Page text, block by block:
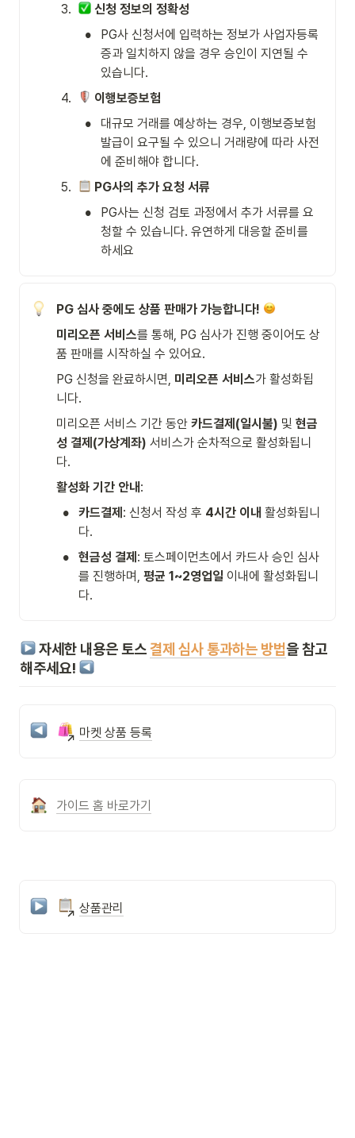
3. 신청 정보의 정확성
•
PG사 신청서에 입력하는 정보가 사업자등록
증과 일치하지 않을 경우 승인이 지연될 수
있습니다.
4. 이행보증보험
•
대규모 거래를 예상하는 경우, 이행보증보험
발급이 요구될 수 있으니 거래량에 따라 사전
에 준비해야 합니다.
5. PG사의 추가 요청 서류
•
PG사는 신청 검토 과정에서 추가 서류를 요
청할 수 있습니다. 유연하게 대응할 준비를
하세요
PG 심사 중에도 상품 판매가 가능합니다!
미리오픈 서비스를 통해, PG 심사가 진행 중이어도 상
품 판매를 시작하실 수 있어요.
PG 신청을 완료하시면, 미리오픈 서비스가 활성화됩
니다.
미리오픈 서비스 기간 동안 카드결제(일시불) 및 현금
성 결제(가상계좌) 서비스가 순차적으로 활성화됩니
다.
활성화 기간 안내:
• 카드결제 : 신청서 작성 후 4시간 이내 활성화됩니
다.
• 현금성 결제 : 토스페이먼츠에서 카드사 승인 심사
를 진행하며, 평균 1~2영업일 이내에 활성화됩니
다.
자세한 내용은 토스 결제 심사 통과하는 방법을 참고
해주세요!
마켓 상품 등록
가이드 홈 바로가기
상품관리